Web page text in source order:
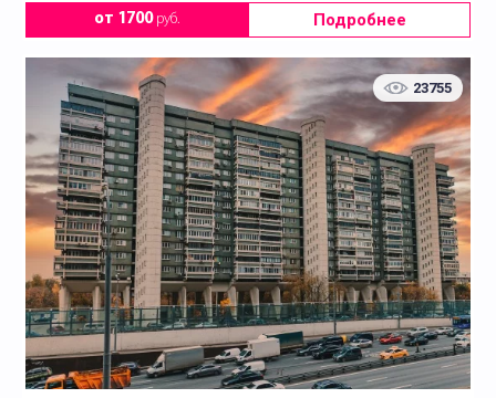
от 1700руб. Подробнее
23755